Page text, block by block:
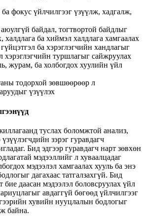
фокус үйлчилгээг үзүүлж, хадгалж,
байдал, тогтвортой байдлыг
халдлага ба хиймэл халдлага хамгаалах
ба хэрэглэгчийн хандлагыг
хэрэглэгчийн туршлагыг сайжруулах
журам, ба холбогдох хуулийн үйл
тодорхой зөвшөөрөөр л
үзүүлэх
туслах боломжтой анализ,
зэрэг гуравдагч
Бид эдгээр гуравдагч нарт зөвхөн
мэдээллийг л хуваалцадаг
мэдээлэл хамгаалах хууль ба энэ
дагахаас татгалзахгүй. Бид
бие даасан мэдээлэл боловсруулах үйл
авдаггүй бөгөөд үйлчилгээг
хувийн нууцлалын бодлогыг
байна.